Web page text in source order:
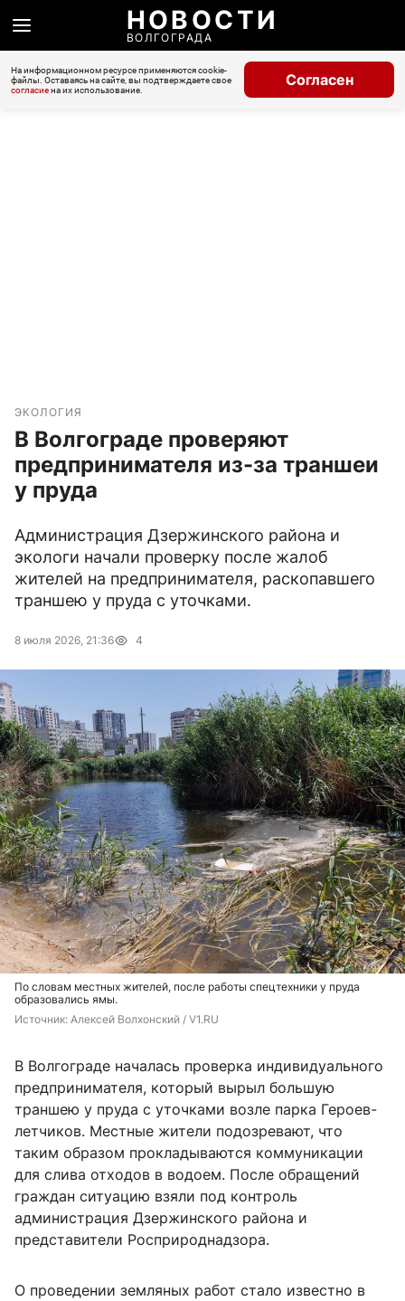
НОВОСТИ
ВОЛГОГРАДА
На информационном ресурсе применяются cookie-
файлы. Оставаясь на сайте, вы подтверждаете свое
согласиена их использование.
Согласен
ЭКОЛОГИЯ
В Волгограде проверяют
предпринимателя из-за траншеи
у пруда
Администрация Дзержинского района и
экологи начали проверку после жалоб
жителей на предпринимателя, раскопавшего
траншею у пруда с уточками.
8 июля 2026, 21:36 4
По словам местных жителей, после работы спецтехники у пруда
образовались ямы.
Источник: Алексей Волхонский / V1.RU
В Волгограде началась проверка индивидуального
предпринимателя, который вырыл большую
траншею у пруда с уточками возле парка Героев-
летчиков. Местные жители подозревают, что
таким образом прокладываются коммуникации
для слива отходов в водоем. После обращений
граждан ситуацию взяли под контроль
администрация Дзержинского района и
представители Росприроднадзора.
О проведении земляных работ стало известно в